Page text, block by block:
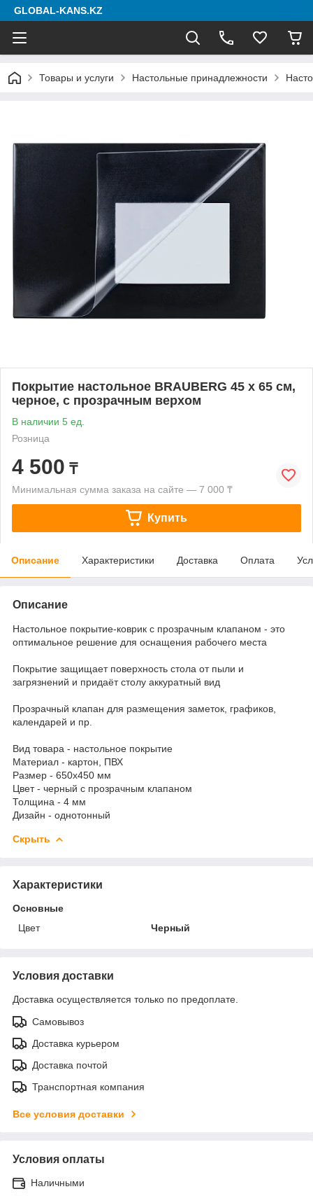
GLOBAL-KANS.KZ
Товары и услуги Настольные принадлежности
Покрытие настольное BRAUBERG 45 х 65 см,
черное, с прозрачным верхом
В наличии 5 ед.
Розница
4 500 ₸
Минимальная сумма заказа на сайте — 7 000 ₸
Купить
Описание Характеристики Доставка Оплата
Описание
Настольное покрытие-коврик с прозрачным клапаном - это
оптимальное решение для оснащения рабочего места
Покрытие защищает поверхность стола от пыли и
загрязнений и придаёт столу аккуратный вид
Прозрачный клапан для размещения заметок, графиков,
календарей и пр.
Вид товара - настольное покрытие
Материал - картон, ПВХ
Размер - 650х450 мм
Цвет - черный с прозрачным клапаном
Толщина - 4 мм
Дизайн - однотонный
Скрыть
Характеристики
Основные
Цвет
Черный
Условия доставки
Доставка осуществляется только по предоплате.
Самовывоз
Доставка курьером
Доставка почтой
Транспортная компания
Все условия доставки
Условия оплаты
Наличными